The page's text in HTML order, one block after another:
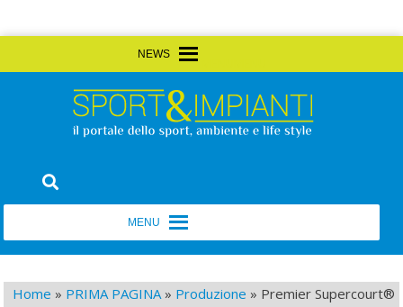
to
Sport&Impianti
Home » PRIMA PAGINA» Produzione » Premier Supercourt®